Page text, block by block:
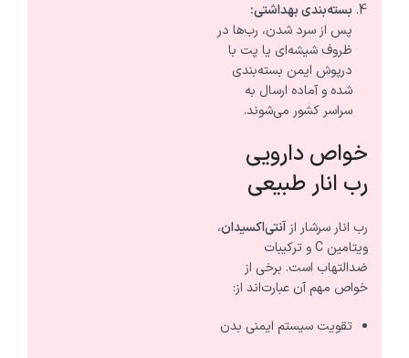
بسته‌بندی بهداشتی:
پس از سرد شدن، رب‌ها در
ظروف شیشه‌ای یا پت با
درپوش ایمن بسته‌بندی
شده و آماده ارسال به
سراسر کشور می‌شوند.
خواص دارویی
رب انار طبیعی
رب انار سرشار از آنتی‌اکسیدان،
ویتامین C و ترکیبات
ضدالتهاب است. برخی از
خواص مهم آن عبارت‌اند از:
تقویت سیستم ایمنی بدن